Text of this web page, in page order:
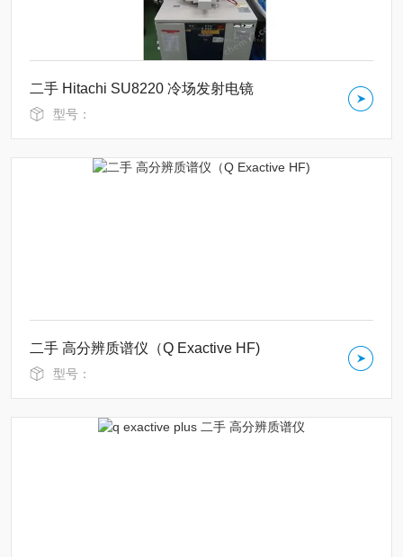
二手 Hitachi SU8220 冷场发射电镜
型号：
二手 高分辨质谱仪（Q Exactive HF)
型号：